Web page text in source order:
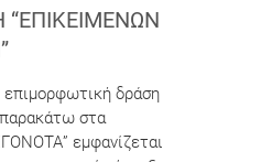
“ΕΠΙΚΕΊΜΕΝΩΝ
δράση
στα
εμφανίζεται